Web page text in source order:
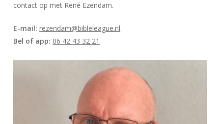
contact op met René Ezendam.
E-mail:rezendam@bibleleague.nl
Bel of app: 06 42 43 32 21